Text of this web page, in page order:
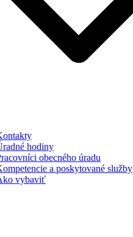
hodiny
obecného úradu
a poskytované služby
vybaviť